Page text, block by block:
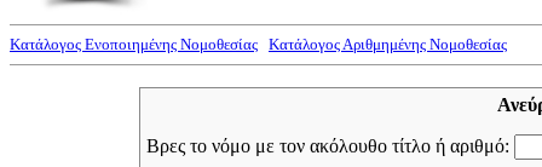
Κατάλογος Ενοποιημένης Νομοθεσίας Κατάλογος Αριθμημένης Νομοθεσίας
Βρες το νόμο με τον ακόλουθο τίτλο ή αριθμό: